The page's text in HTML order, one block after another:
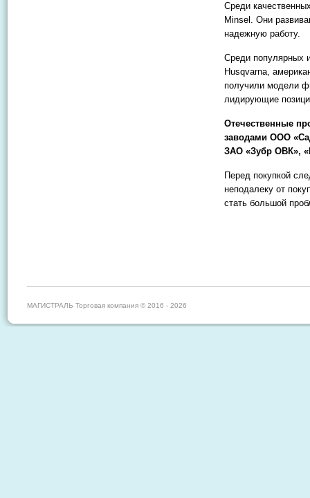
Среди
Minsel. Они
надежную работу.
Среди популярных
Husqvarna,
получили модели
лидирующие
Отечественные
заводами ООО
ЗАО «Зубр ОВК»,
Перед покупкой
неподалеку от
стать большой
МАГИСТРАЛЬ Торговая компания © 2016 - 2026